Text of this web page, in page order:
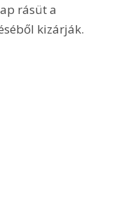
rásüt a
kizárják.